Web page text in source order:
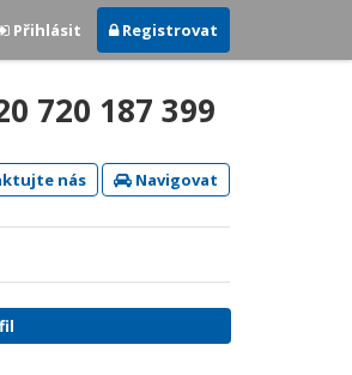
Přihlásit Registrovat
720 187 399
nás Navigovat